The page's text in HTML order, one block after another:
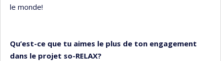
le monde!
Qu’est-ce que tu aimes le plus de ton engagement
dans le projet so-RELAX?